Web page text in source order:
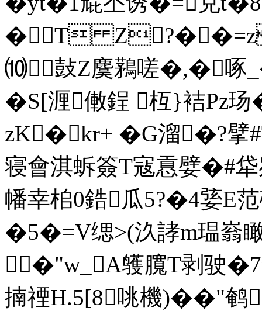
�T Z?��=zyw
⑽鼔Z麌鶜嗟�,�啄
�S[湹僌鋥 枑}袺Pz玚
zK�kr+ �G溜�?擘
寝會淇蚸簽T寇慐嬖�#
幡幸桘0鋯瓜5?�4婱
�5�=V缌>(汣誟m瑥嵡瞰
�"w_A鹱臗T剥驶
揇禋H.5[8咷機)��"鹌